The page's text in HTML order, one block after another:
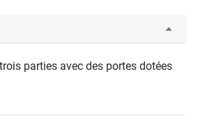
parties avec des portes dotées